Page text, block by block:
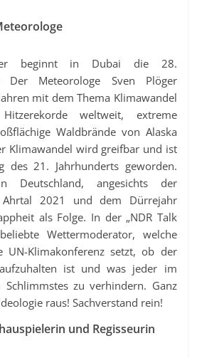
beginnt in Dubai die 28.
Der Meteorologe Sven Plöger
mit dem Thema Klimawandel
weltweit, extreme
Waldbrände von Alaska
Klimawandel wird greifbar und ist
des 21. Jahrhunderts geworden.
angesichts der
Ahrtal 2021 und dem Dürrejahr
als Folge. In der „NDR Talk
Wettermoderator, welche
Klimakonferenz setzt, ob der
ist und was jeder im
zu verhindern. Ganz
raus! Sachverstand rein!
und Regisseurin